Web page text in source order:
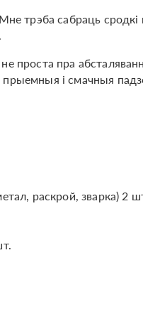
трэба сабраць
проста пра
і смачныя
раскрой, зварка) 2